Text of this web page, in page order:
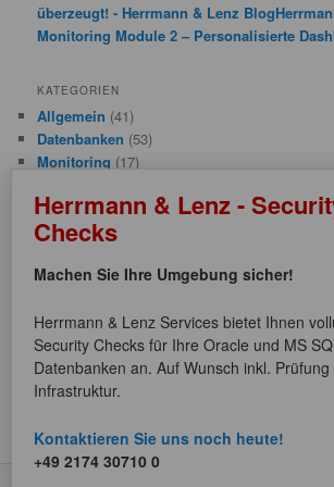
überzeugt! - Herrmann & Lenz
Monitoring Module 2 – Personalisierte
KATEGORIEN
Allgemein (41)
Datenbanken (53)
Monitoring (17)
PL/SQL(2)
Sicherheit(5)
Systeme (5)
META
Anmelden
Eintrags-Feed
Kommentar-Feed
Herrmann & Lenz -
Checks
Machen Sie Ihre Umgebung sicher!
Herrmann & Lenz Services bietet Ihnen
Security Checks für Ihre Oracle und MS
Datenbanken an. Auf Wunsch inkl.
Infrastruktur.
Kontaktieren Sie uns noch heute!
+49 2174 30710 0